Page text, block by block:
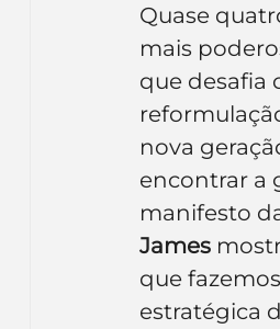
Inteligência Artificial
Quase
mais
que desafia
nova
encontrar a
manifesto
James
que
estratégica